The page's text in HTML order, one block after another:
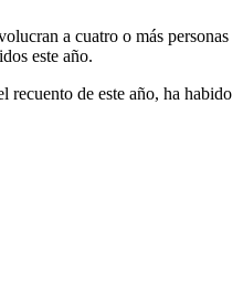
a cuatro o más personas
este año.
recuento de este año, ha habido